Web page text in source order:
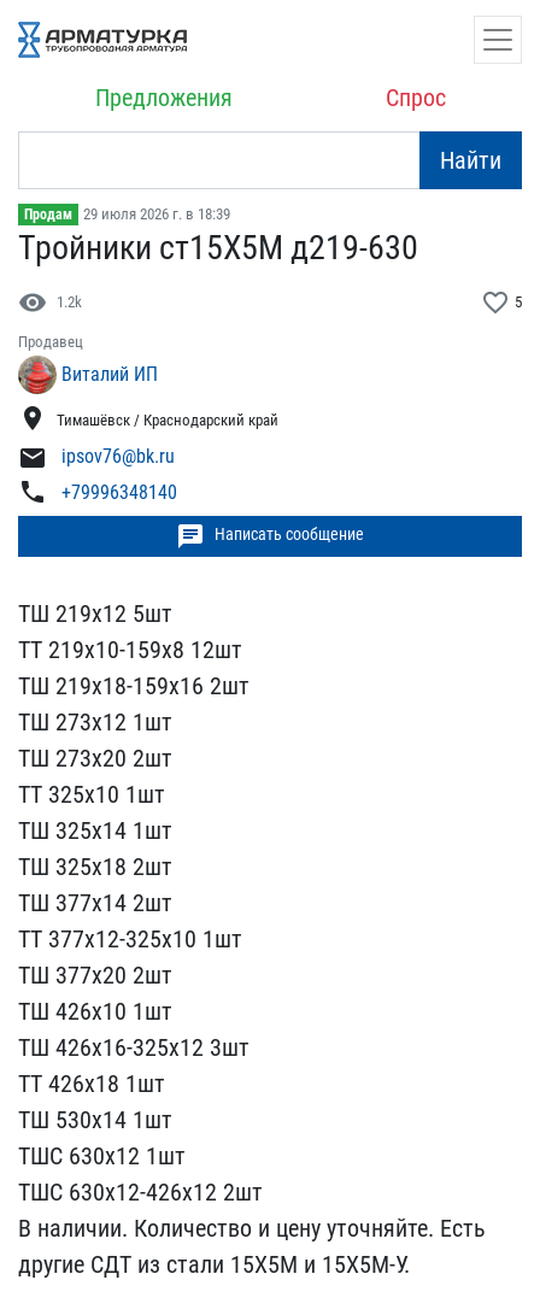
Предложения Спрос
Найти
Продам 29 июля 2026 г. в 18:39
Тройники ст15Х5М д219-63​0
visibility 1.2k favorite_border 5
Продавец
Виталий ИП
location_on Тимашёвск / Краснодарский край
mail ipsov76@bk.ru
phone +79996348140
chat Написать сообщение
ТШ 219х12 5шт
ТТ 219х10-​159х8 12шт
ТШ 219х18-159​х16 2шт
ТШ 273х12 1шт
ТШ​ 273х20 2шт
ТТ 325х10 1ш​т
ТШ 325х14 1шт
ТШ 325х1​8 2шт
ТШ 377х14 2шт
ТТ 3​77х12-325х10 1шт
ТШ 377х​20 2шт
ТШ 426х10 1шт
ТШ ​426х16-325х12 3шт
ТТ 426​х18 1шт
ТШ 530х14 1шт
ТШ​С 630х12 1шт
ТШС 630х12-​426х12 2шт
В наличии. Ко​личество и цену уточняйт​е. Есть
другие СДТ из ст​али 15Х5М и 15Х5М-У.